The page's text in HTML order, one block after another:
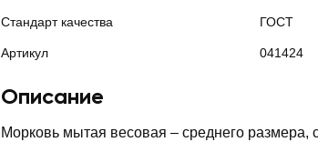
Стандарт качества ГОСТ
Артикул 041424
Описание
Морковь мытая весовая – среднего размера,